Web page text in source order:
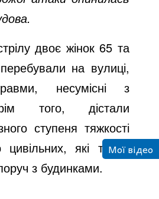
двоє жінок 65 та
на вулиці,
несумісні з
того, дістали
ступеня тяжкості
які також
з будинками.
Мої відео